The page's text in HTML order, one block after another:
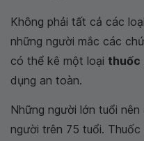
Không phải tất cả các
những người mắc các
có thể kê một loại thuốc
dụng an toàn.
Những người lớn tuổi
người trên 75 tuổi.